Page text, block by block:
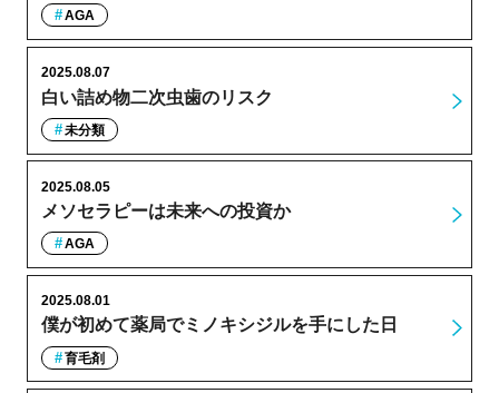
AGA
白い詰め物二次虫歯のリスク
2025.08.07
未分類
メソセラピーは未来への投資か
2025.08.05
AGA
僕が初めて薬局でミノキシジルを手にした日
2025.08.01
育毛剤